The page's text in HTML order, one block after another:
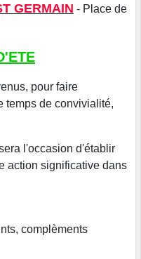
GERMAIN - Place de
pour faire
temps de convivialité,
l'occasion d'établir
action significative dans
complèments